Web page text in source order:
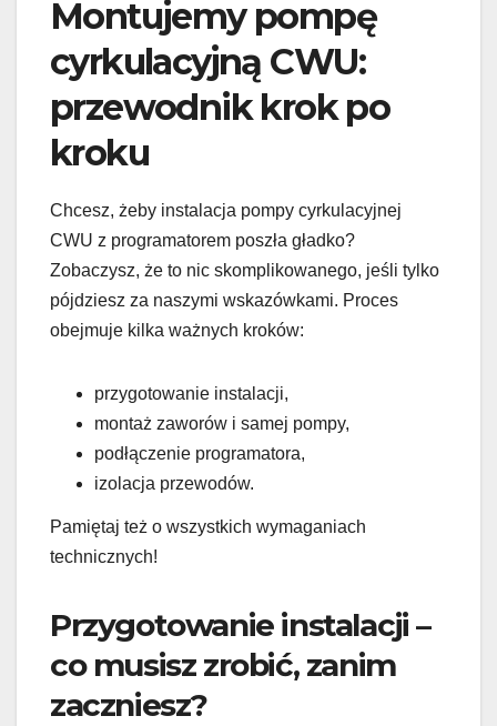
Montujemy pompę
cyrkulacyjną CWU:
przewodnik krok po
kroku
Chcesz, żeby instalacja pompy cyrkulacyjnej
CWU z programatorem poszła gładko?
Zobaczysz, że to nic skomplikowanego, jeśli tylko
pójdziesz za naszymi wskazówkami. Proces
obejmuje kilka ważnych kroków:
przygotowanie instalacji,
montaż zaworów i samej pompy,
podłączenie programatora,
izolacja przewodów.
Pamiętaj też o wszystkich wymaganiach
technicznych!
Przygotowanie instalacji –
co musisz zrobić, zanim
zaczniesz?